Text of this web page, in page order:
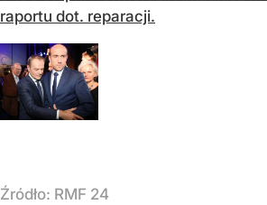
raportu dot. reparacji.
Źródło: RMF 24